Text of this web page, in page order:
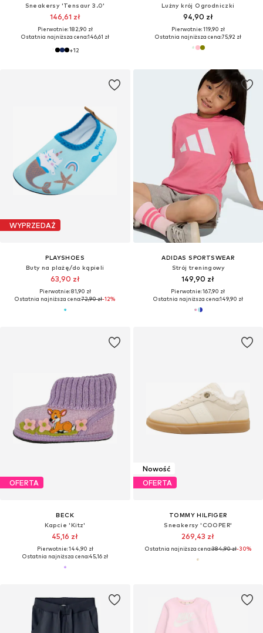
Sneakersy 'Tensaur 3.0'
146,61 zł
Pierwotnie: 182,90 zł
Ostatnia najniższa cena:146,61 zł
+12
Lużny krój Ogrodniczki
94,90 zł
Pierwotnie: 119,90 zł
Ostatnia najniższa cena:75,92 zł
WYPRZEDAŻ
PLAYSHOES
Buty na plażę/do kąpieli
63,90 zł
Pierwotnie: 81,90 zł
Ostatnia najniższa cena:72,90 zł-12%
ADIDAS SPORTSWEAR
Strój treningowy
149,90 zł
Pierwotnie: 167,90 zł
Ostatnia najniższa cena:149,90 zł
OFERTA
BECK
Kapcie 'Kitz'
45,16 zł
Pierwotnie: 144,90 zł
Ostatnia najniższa cena:45,16 zł
Nowość
OFERTA
TOMMY HILFIGER
Sneakersy 'COOPER'
269,43 zł
Ostatnia najniższa cena:384,90 zł-30%